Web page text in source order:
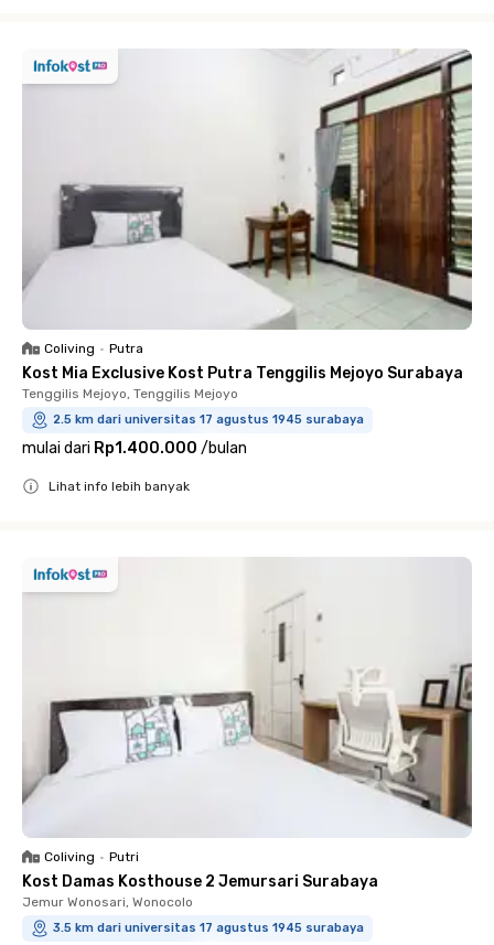
Coliving • Putra
Kost Mia Exclusive Kost Putra Tenggilis Mejoyo Surabaya
Tenggilis Mejoyo, Tenggilis Mejoyo
2.5 km dari universitas 17 agustus 1945 surabaya
mulai dari Rp1.400.000 /bulan
Lihat info lebih banyak
Coliving • Putri
Kost Damas Kosthouse 2 Jemursari Surabaya
Jemur Wonosari, Wonocolo
3.5 km dari universitas 17 agustus 1945 surabaya